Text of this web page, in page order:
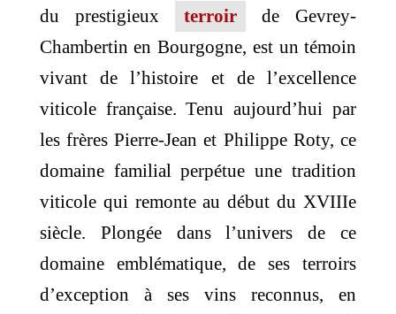
du prestigieux
terroir
de Gevrey-
Chambertin en Bourgogne, est un témoin
vivant de l’histoire et de l’excellence
viticole française. Tenu aujourd’hui par
les frères Pierre-Jean et Philippe Roty, ce
domaine familial perpétue une tradition
viticole qui remonte au début du XVIIIe
siècle. Plongée dans l’univers de ce
domaine emblématique, de ses terroirs
d’exception à ses vins reconnus, en